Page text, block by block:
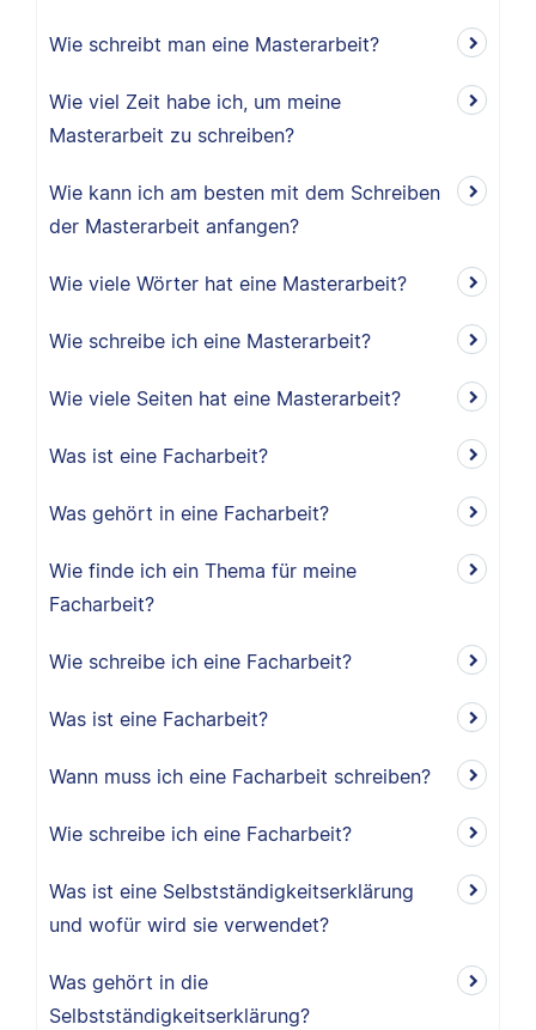
Wie schreibt man eine Masterarbeit?
Wie viel Zeit habe ich, um meine
Masterarbeit zu schreiben?
Wie kann ich am besten mit dem Schreiben
der Masterarbeit anfangen?
Wie viele Wörter hat eine Masterarbeit?
Wie schreibe ich eine Masterarbeit?
Wie viele Seiten hat eine Masterarbeit?
Was ist eine Facharbeit?
Was gehört in eine Facharbeit?
Wie finde ich ein Thema für meine
Facharbeit?
Wie schreibe ich eine Facharbeit?
Was ist eine Facharbeit?
Wann muss ich eine Facharbeit schreiben?
Wie schreibe ich eine Facharbeit?
Was ist eine Selbstständigkeitserklärung
und wofür wird sie verwendet?
Was gehört in die
Selbstständigkeitserklärung?